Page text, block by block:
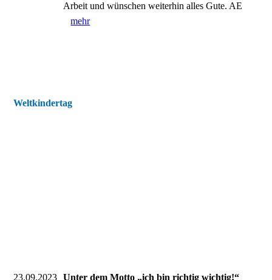
Arbeit und wünschen weiterhin alles Gute. AE
mehr
Weltkindertag
23.09.2023
Unter dem Motto „ich bin richtig wichtig!“